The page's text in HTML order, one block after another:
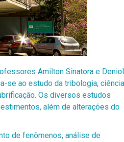
Amilton Sinatora e Deniol
se ao estudo da tribologia, ciência
Os diversos estudos
além de alterações do
de fenômenos, análise de